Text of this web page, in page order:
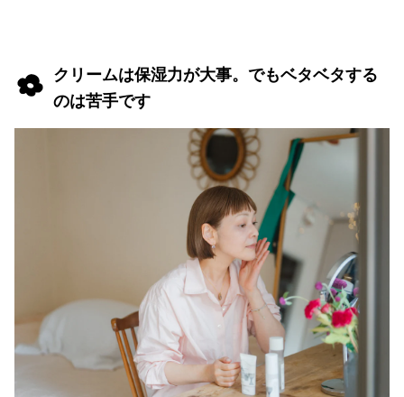
クリームは保湿力が大事。でもベタベタする
のは苦手です